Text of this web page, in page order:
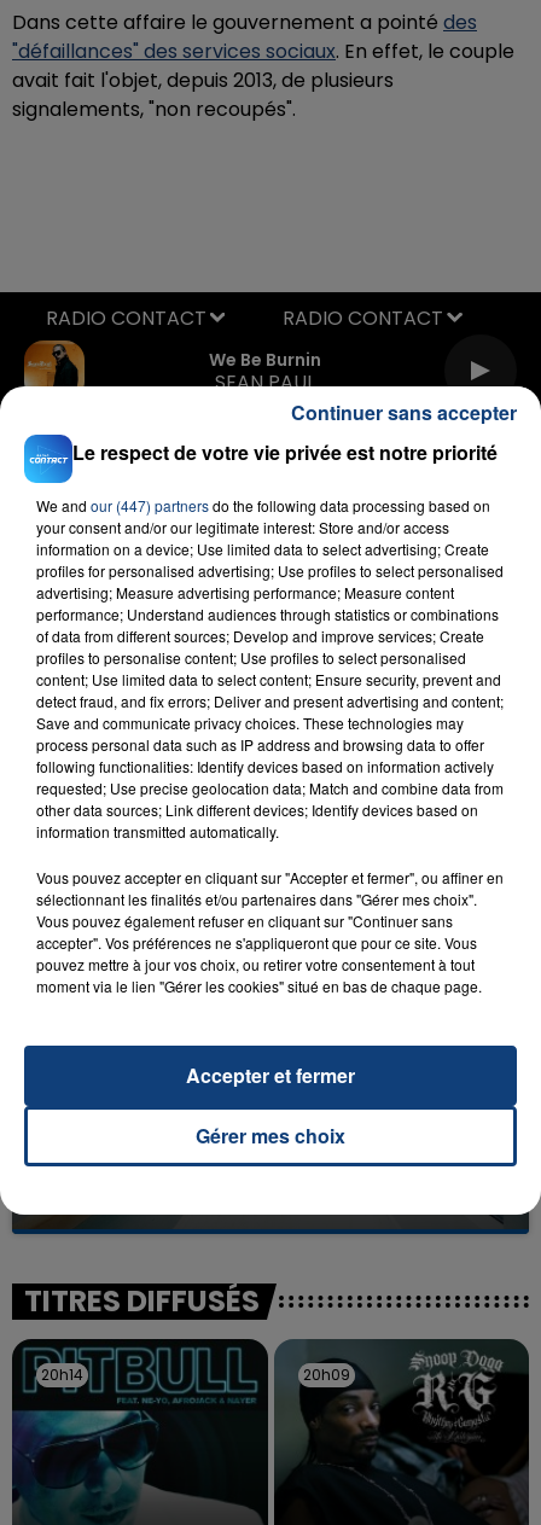
Dans cette affaire le gouvernement a pointé des
"défaillances" des services sociaux. En effet, le couple
avait fait l'objet, depuis 2013, de plusieurs
signalements, "non recoupés".
We Be Burnin
SEAN PAUL
RADIO CONTACT
FIL D'ACTU
23 juillet 2026
SON BÉBÉ ENTRE LA VIE ET LA...
Un homme s'est immolé par le feu après avoir
aspergé sa compagne et leur bébé de trois mois
d'un liquide inflammable.
UNE ADOLESCENTE DEVANT SE FAIRE
La famille a porté plainte contre la clinique qui a
excuses.
TITRES DIFFUSÉS
20h14
20h14 20h09
20h09
Le respect de votre vie privée est notre priorité
We and our (447) partnersdo the following data processing based on
your consent and/or our legitimate interest: Store and/or access
information on a device; Use limited data to select advertising; Create
profiles for personalised advertising; Use profiles to select personalised
advertising; Measure advertising performance; Measure content
performance; Understand audiences through statistics or combinations
of data from different sources; Develop and improve services; Create
profiles to personalise content; Use profiles to select personalised
content; Use limited data to select content; Ensure security, prevent and
detect fraud, and fix errors; Deliver and present advertising and content;
Save and communicate privacy choices. These technologies may
process personal data such as IP address and browsing data to offer
following functionalities: Identify devices based on information actively
requested; Use precise geolocation data; Match and combine data from
other data sources; Link different devices; Identify devices based on
information transmitted automatically.
Vous pouvez accepter en cliquant sur "Accepter et fermer", ou affiner en
sélectionnant les finalités et/ou partenaires dans "Gérer mes choix".
Vous pouvez également refuser en cliquant sur "Continuer sans
accepter". Vos préférences ne s'appliqueront que pour ce site. Vous
pouvez mettre à jour vos choix, ou retirer votre consentement à tout
moment via le lien "Gérer les cookies" situé en bas de chaque page.
Gérer mes choix
Accepter et fermer
Continuer sans accepter